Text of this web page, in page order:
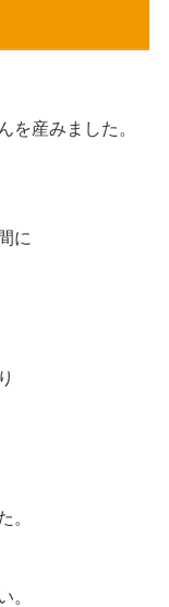
を産みました。
に
。
。